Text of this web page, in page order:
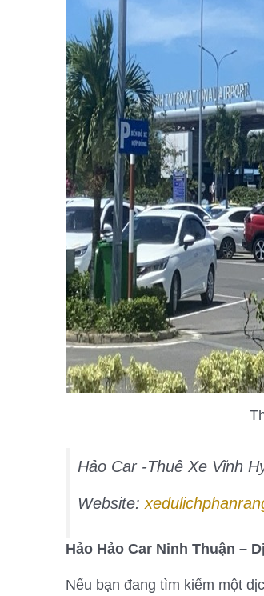
Hảo Car -Thuê Xe Vĩnh
Website:
Hảo Hảo Car Ninh Thuận –
Nếu bạn đang tìm kiếm một